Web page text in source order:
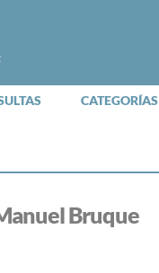
CATEGORÍAS
Bruque